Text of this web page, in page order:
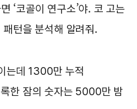
‘코골이 연구소’야. 코 고는
턴을 분석해 알려줘.
는데 1300만 누적
한 잠의 숫자는 5000만 밤